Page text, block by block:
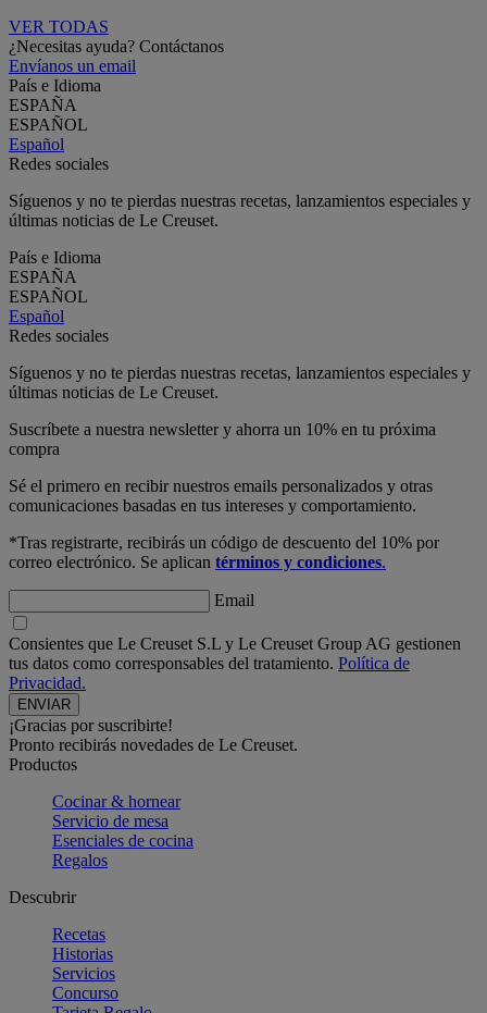
VER TODAS
¿Necesitas ayuda? Contáctanos
Envíanos un email
País e Idioma
ESPAÑA
ESPAÑOL
Español
Redes sociales
Síguenos y no te pierdas nuestras recetas, lanzamientos especiales y
últimas noticias de Le Creuset.
País e Idioma
ESPAÑA
ESPAÑOL
Español
Redes sociales
Síguenos y no te pierdas nuestras recetas, lanzamientos especiales y
últimas noticias de Le Creuset.
Suscríbete a nuestra newsletter y ahorra un 10% en tu próxima
compra
Sé el primero en recibir nuestros emails personalizados y otras
comunicaciones basadas en tus intereses y comportamiento.
*Tras registrarte, recibirás un código de descuento del 10% por
correo electrónico. Se aplican términos y condiciones.
Email
Consientes que Le Creuset S.L y Le Creuset Group AG gestionen
tus datos como corresponsables del tratamiento. Política de
Privacidad.
¡Gracias por suscribirte!
Pronto recibirás novedades de Le Creuset.
Productos
Cocinar & hornear
Servicio de mesa
Esenciales de cocina
Regalos
Descubrir
Recetas
Historias
Servicios
Concurso